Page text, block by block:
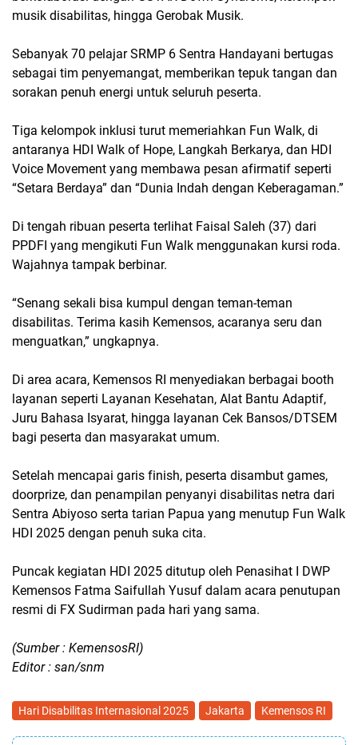
musik disabilitas, hingga Gerobak Musik.
Sebanyak 70 pelajar SRMP 6 Sentra Handayani bertugas
sebagai tim penyemangat, memberikan tepuk tangan dan
sorakan penuh energi untuk seluruh peserta.
Tiga kelompok inklusi turut memeriahkan Fun Walk, di
antaranya HDI Walk of Hope, Langkah Berkarya, dan HDI
Voice Movement yang membawa pesan afirmatif seperti
“Setara Berdaya” dan “Dunia Indah dengan Keberagaman.”
Di tengah ribuan peserta terlihat Faisal Saleh (37) dari
PPDFI yang mengikuti Fun Walk menggunakan kursi roda.
Wajahnya tampak berbinar.
“Senang sekali bisa kumpul dengan teman-teman
disabilitas. Terima kasih Kemensos, acaranya seru dan
menguatkan,” ungkapnya.
Di area acara, Kemensos RI menyediakan berbagai booth
layanan seperti Layanan Kesehatan, Alat Bantu Adaptif,
Juru Bahasa Isyarat, hingga layanan Cek Bansos/DTSEM
bagi peserta dan masyarakat umum.
Setelah mencapai garis finish, peserta disambut games,
doorprize, dan penampilan penyanyi disabilitas netra dari
Sentra Abiyoso serta tarian Papua yang menutup Fun Walk
HDI 2025 dengan penuh suka cita.
Puncak kegiatan HDI 2025 ditutup oleh Penasihat I DWP
Kemensos Fatma Saifullah Yusuf dalam acara penutupan
resmi di FX Sudirman pada hari yang sama.
(Sumber : KemensosRI)
Editor : san/snm
Hari Disabilitas Internasional 2025 Jakarta Kemensos RI